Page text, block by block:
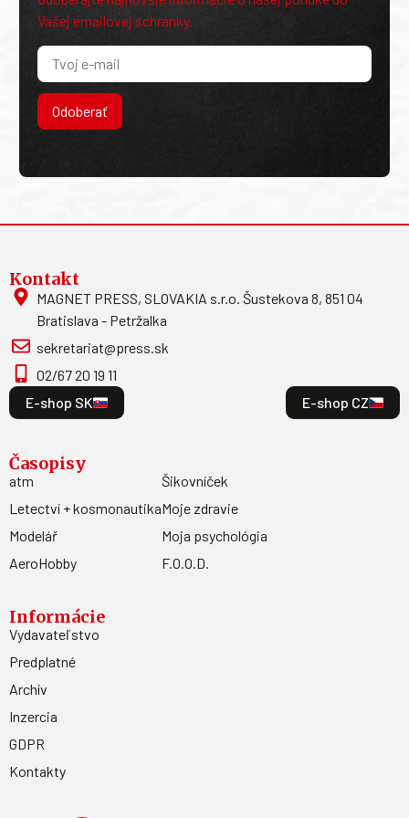
Vašej emailovej schránky.
Odoberať
Kontakt
MAGNET PRESS, SLOVAKIA s.r.o. Šustekova 8, 851 04
Bratislava - Petržalka
sekretariat@press.sk
02/67 20 19 11
E-shop SK
E-shop CZ
Časopisy
atm
Letectví + kosmonautika
Modelář
AeroHobby
Šikovníček
Moje zdravie
Moja psychológia
F.O.O.D.
Informácie
Vydavateľstvo
Predplatné
Archív
Inzercia
GDPR
Kontakty